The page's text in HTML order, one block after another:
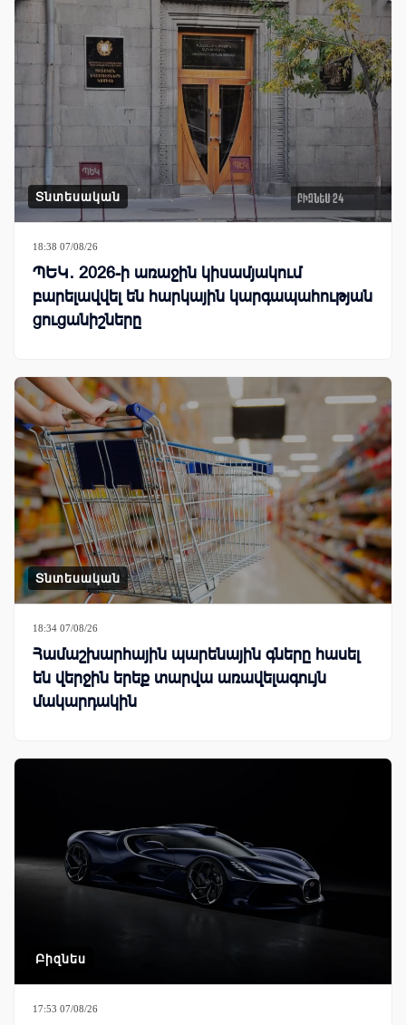
Տնտեսական
18:38 07/08/26
ՊԵԿ․ 2026-ի առաջին կիսամյակում
բարելավվել են հարկային կարգապահության
ցուցանիշները
Տնտեսական
18:34 07/08/26
Համաշխարհային պարենային գները հասել
են վերջին երեք տարվա առավելագույն
մակարդակին
Բիզնես
17:53 07/08/26